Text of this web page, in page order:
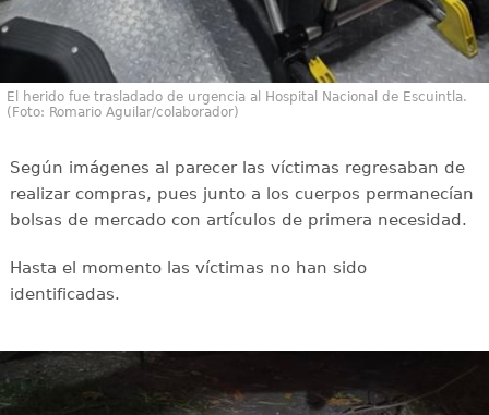
El herido fue trasladado de urgencia al Hospital Nacional de Escuintla.
(Foto: Romario Aguilar/colaborador)
Según imágenes al parecer las víctimas regresaban de
realizar compras, pues junto a los cuerpos permanecían
bolsas de mercado con artículos de primera necesidad.
Hasta el momento las víctimas no han sido
identificadas.